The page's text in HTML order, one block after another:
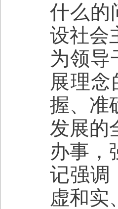
什么的
设社会
为领导
展理
握、准
发展的
办事，
记强调
虚和实